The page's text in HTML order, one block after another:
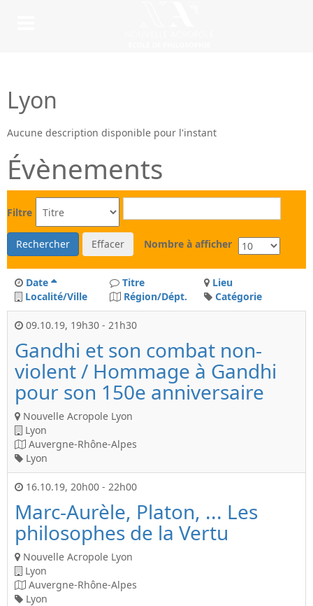
Lyon
Aucune description disponible pour l'instant
Évènements
Filtre
Rechercher Effacer Nombre à afficher
Date Titre
Lieu
Localité/Ville
Région/Dépt. Catégorie
09.10.19, 19h30 - 21h30
Gandhi et son combat non-
violent / Hommage à Gandhi
pour son 150e anniversaire
Nouvelle Acropole Lyon
Lyon
Auvergne-Rhône-Alpes
Lyon
16.10.19, 20h00 - 22h00
Marc-Aurèle, Platon, ... Les
philosophes de la Vertu
Nouvelle Acropole Lyon
Lyon
Auvergne-Rhône-Alpes
Lyon